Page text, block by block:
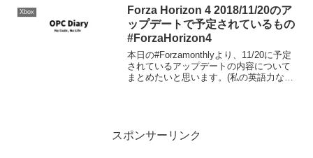
が運転していますANN...
Xbox
Forza Horizon 4 2018/11/20のア
ップデートで予定されているもの
#ForzaHorizon4
本日の#Forzamonthlyより、11/20に予定
されているアップデートの内容について
まとめたいと思います。(私の英語力なの
スポンサーリンク